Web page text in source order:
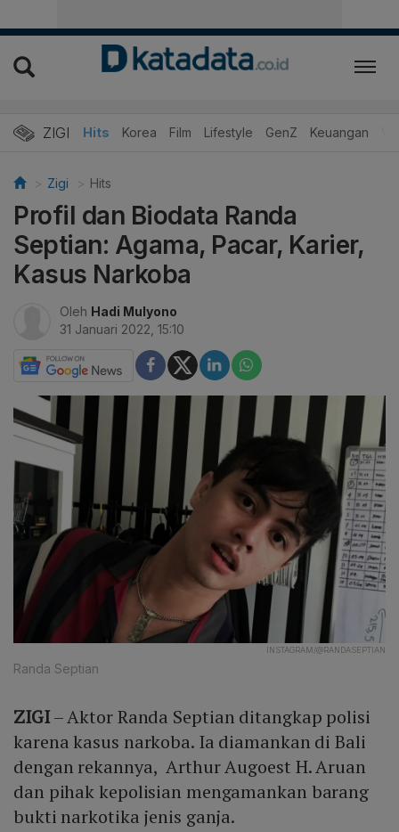
ZIGI Hits Korea Film Lifestyle GenZ Keuangan
Zigi Hits
Profil dan Biodata Randa
Septian: Agama, Pacar, Karier,
Kasus Narkoba
Oleh Hadi Mulyono
31 Januari 2022, 15:10
INSTAGRAM/@RANDASEPTIAN
Randa Septian
ZIGI– Aktor Randa Septian ditangkap polisi
karena kasus narkoba. Ia diamankan di Bali
dengan rekannya, Arthur Augoest H. Aruan
dan pihak kepolisian mengamankan barang
bukti narkotika jenis ganja.